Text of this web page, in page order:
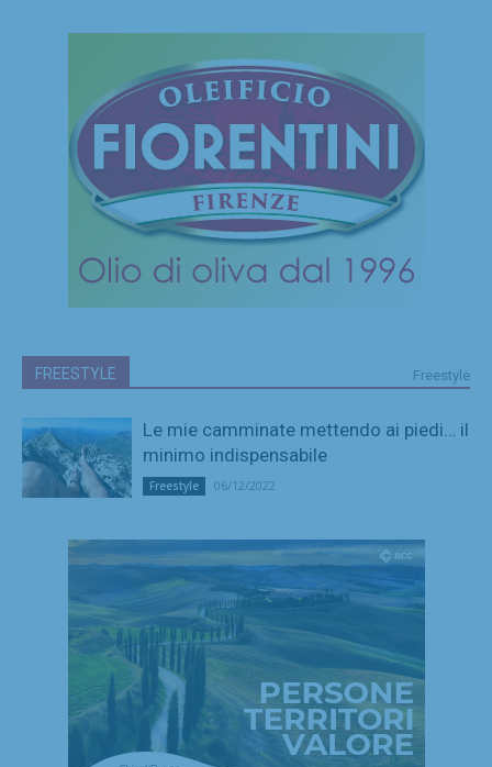
FREESTYLE Freestyle
Le mie camminate mettendo ai piedi… il
minimo indispensabile
Freestyle 06/12/2022